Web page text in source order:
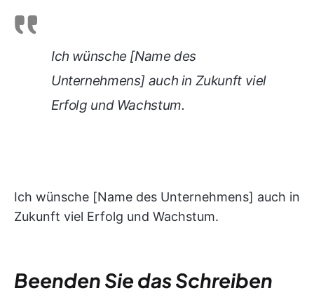
Ich wünsche [Name des
Unternehmens] auch in Zukunft viel
Erfolg und Wachstum.
Ich wünsche [Name des Unternehmens] auch in
Zukunft viel Erfolg und Wachstum.
Beenden Sie das Schreiben